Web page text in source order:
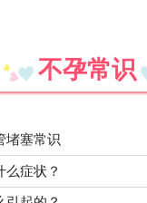
不孕常识
堵塞常识
么症状？